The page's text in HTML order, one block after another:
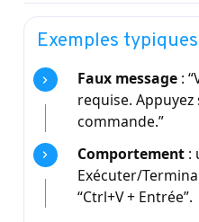
Exemples
Faux message :
requise. Appuyez
commande.”
Comportement :
Exécuter/
“Ctrl+V + Entrée”.